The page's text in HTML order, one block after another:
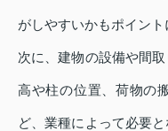
がしやすいかもポイント
次に、建物の設備や間
高や柱の位置、荷物の
ど、業種によって必要